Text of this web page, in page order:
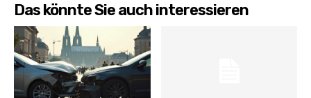
Das könnte Sie auch interessieren